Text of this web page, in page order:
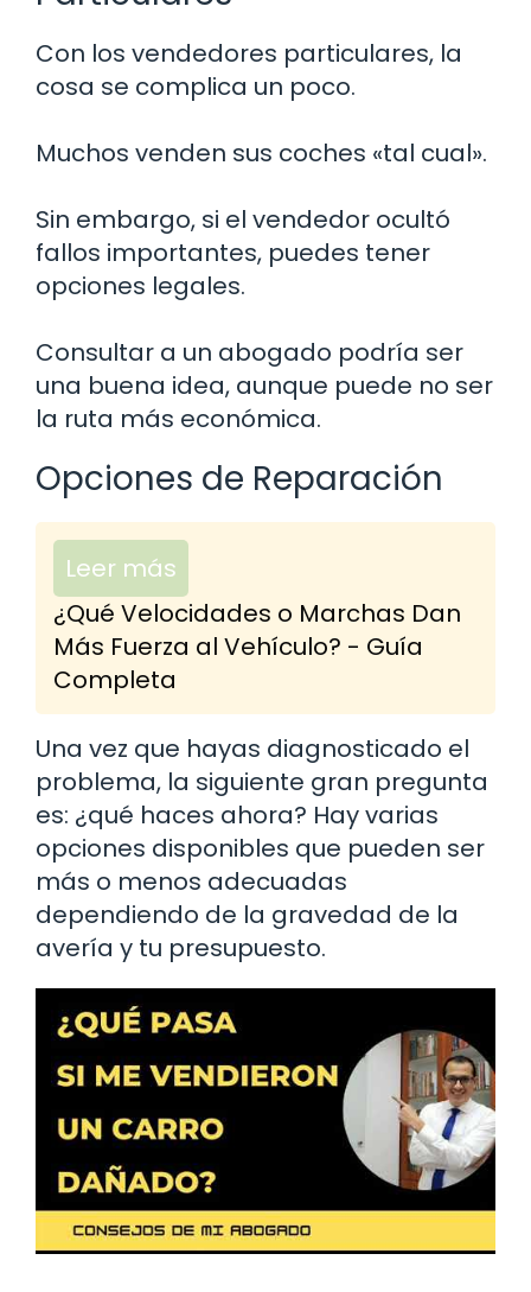
Con los vendedores particulares, la
cosa se complica un poco.
Muchos venden sus coches «tal cual».
Sin embargo, si el vendedor ocultó
fallos importantes, puedes tener
opciones legales.
Consultar a un abogado podría ser
una buena idea, aunque puede no ser
la ruta más económica.
Opciones de Reparación
Leer más
¿Qué Velocidades o Marchas Dan
Más Fuerza al Vehículo? - Guía
Completa
Una vez que hayas diagnosticado el
problema, la siguiente gran pregunta
es: ¿qué haces ahora? Hay varias
opciones disponibles que pueden ser
más o menos adecuadas
dependiendo de la gravedad de la
avería y tu presupuesto.